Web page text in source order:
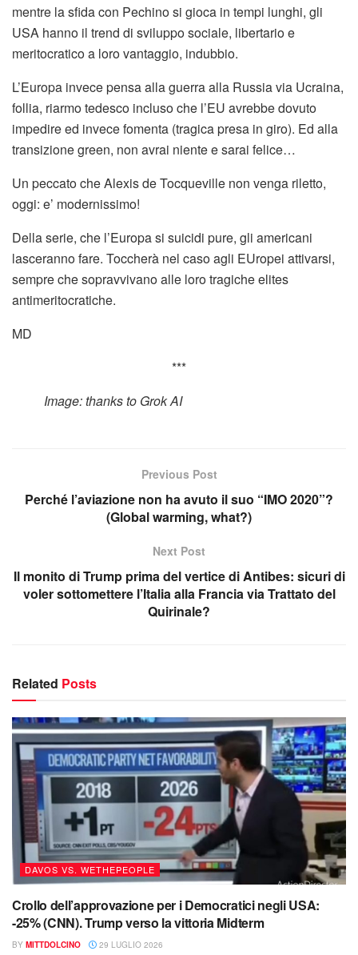
mentre la sfida con Pechino si gioca in tempi lunghi, gli
USA hanno il trend di sviluppo sociale, libertario e
meritocratico a loro vantaggio, indubbio.
L’Europa invece pensa alla guerra alla Russia via Ucraina,
follia, riarmo tedesco incluso che l’EU avrebbe dovuto
impedire ed invece fomenta (tragica presa in giro). Ed alla
transizione green, non avrai niente e sarai felice…
Un peccato che Alexis de Tocqueville non venga riletto,
oggi: e’ modernissimo!
Della serie, che l’Europa si suicidi pure, gli americani
lasceranno fare. Toccherà nel caso agli EUropei attivarsi,
sempre che sopravvivano alle loro tragiche elites
antimeritocratiche.
MD
***
Image: thanks to Grok AI
Previous Post
Perché l’aviazione non ha avuto il suo “IMO 2020”?
(Global warming, what?)
Next Post
Il monito di Trump prima del vertice di Antibes: sicuri di
voler sottomettere l’Italia alla Francia via Trattato del
Quirinale?
Related Posts
DAVOS VS. WETHEPEOPLE
Crollo dell’approvazione per i Democratici negli USA:
-25% (CNN). Trump verso la vittoria Midterm
BY MITTDOLCINO 29 LUGLIO 2026